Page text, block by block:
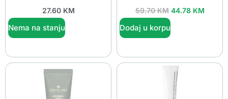
27.60 KM
Nema na stanju
59.70KM 44.78 KM
Dodaj u korpu